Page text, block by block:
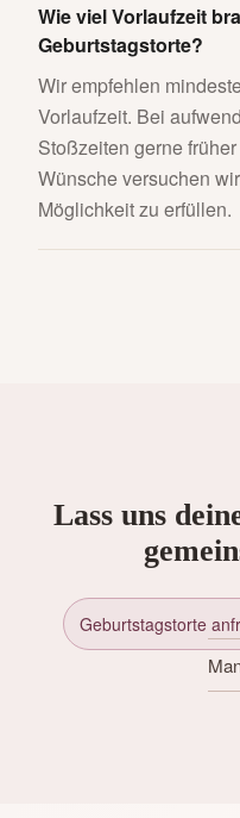
Wie viel Vorlaufzeit
Geburtstagstorte?
Wir empfehlen
Vorlaufzeit. Bei
Stoßzeiten gerne
Wünsche versuchen
Möglichkeit zu erfüllen.
Lass uns
Geburtstagstorte